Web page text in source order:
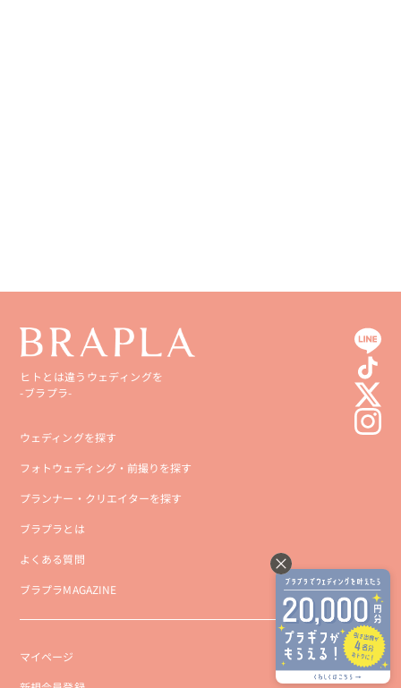
ヒトとは違うウェディングを
-ブラプラ-
ウェディングを探す
フォトウェディング・前撮りを探す
プランナー・クリエイターを探す
ブラプラとは
よくある質問
ブラプラMAGAZINE
マイページ